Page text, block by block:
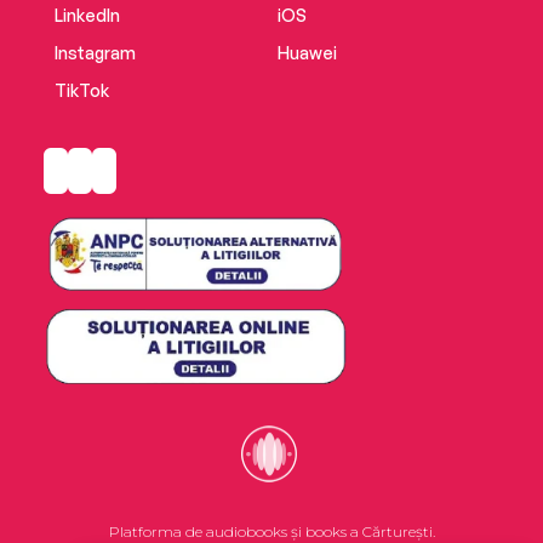
LinkedIn
Instagram
TikTok
iOS
Huawei
Platforma de audiobooks și books a Cărturești.